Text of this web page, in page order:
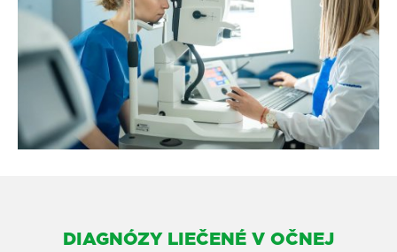
DIAGNÓZY LIEČENÉ V OČNEJ